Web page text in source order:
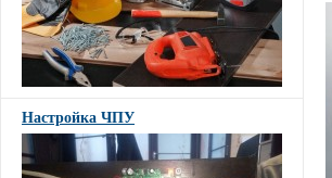
Настройка ЧПУ